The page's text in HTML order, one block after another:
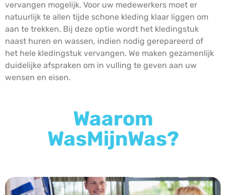
vervangen mogelijk. Voor uw medewerkers moet er
natuurlijk te allen tijde schone kleding klaar liggen om
aan te trekken. Bij deze optie wordt het kledingstuk
naast huren en wassen, indien nodig gerepareerd of
het hele kledingstuk vervangen. We maken gezamenlijk
duidelijke afspraken om in vulling te geven aan uw
wensen en eisen.
Waarom
WasMijnWas?